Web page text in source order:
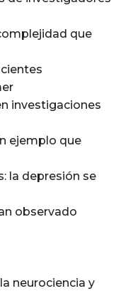
que
investigaciones
ejemplo que
la depresión se
observado
neurociencia y